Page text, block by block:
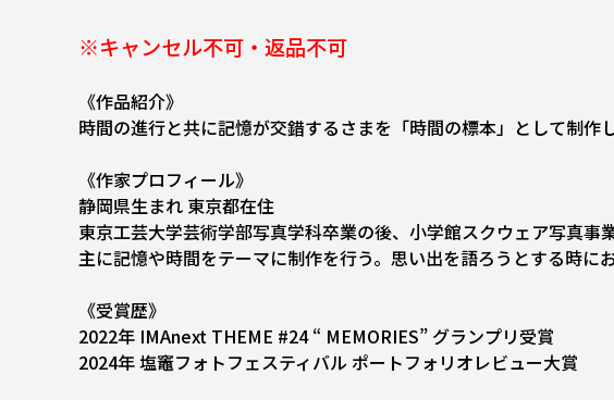
※キャンセル不可・返品不可
《作品紹介》
時間の進行と共に記憶が交錯するさまを「時間の標本」として制作
《作家プロフィール》
静岡県生まれ 東京都在住
東京工芸大学芸術学部写真学科卒業の後、小学館スクウェア写真事
主に記憶や時間をテーマに制作を行う。思い出を語ろうとする時に
《受賞歴》
2022年 IMAnext THEME #24 “ MEMORIES” グランプリ受賞
2024年 塩竈フォトフェスティバル ポートフォリオレビュー大賞